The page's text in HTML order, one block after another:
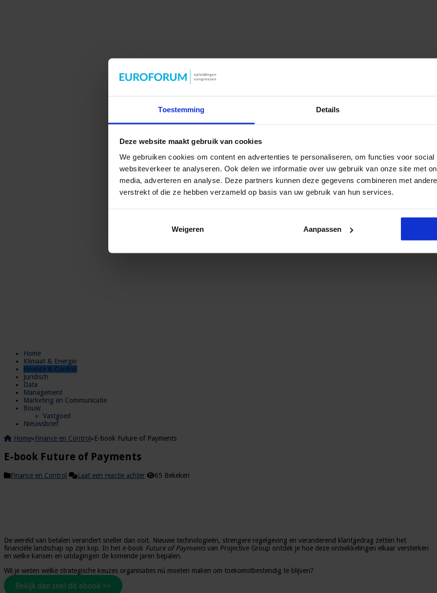
Toestemming Details
Deze website maakt gebruik van cookies
We gebruiken cookies om content en advertenties te personaliseren, om functies voor
websiteverkeer te analyseren. Ook delen we informatie over uw gebruik van onze site met
media, adverteren en analyse. Deze partners kunnen deze gegevens combineren met
verstrekt of die ze hebben verzameld op basis van uw gebruik van hun services.
Weigeren Aanpassen
Home
Klimaat & Energie
Finance & Control
Juridisch
Data
Management
Marketing en Communicatie
Bouw
Vastgoed
Nieuwsbrief
Home»Finance en Control »E-book Future of Payments
E-book Future of Payments
Finance en Control Laat een reactie achter 65 Bekeken
De wereld van betalen verandert sneller dan ooit. Nieuwe technologieën, strengere regelgeving en veranderend klantgedrag zetten het
financiële landschap op zijn kop. In het e-book Future of Paymentsvan Projective Group ontdek je hoe deze ontwikkelingen elkaar versterken
en welke kansen en uitdagingen de komende jaren bepalen.
Wil je weten welke strategische keuzes organisaties nú moeten maken om toekomstbestendig te blijven?
Bekijk dan snel dit ebook >>